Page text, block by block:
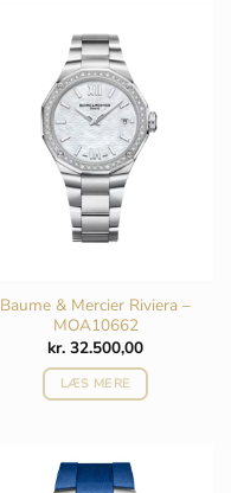
Baume & Mercier Riviera –
MOA10662
kr. 32.500,00
LÆS MERE